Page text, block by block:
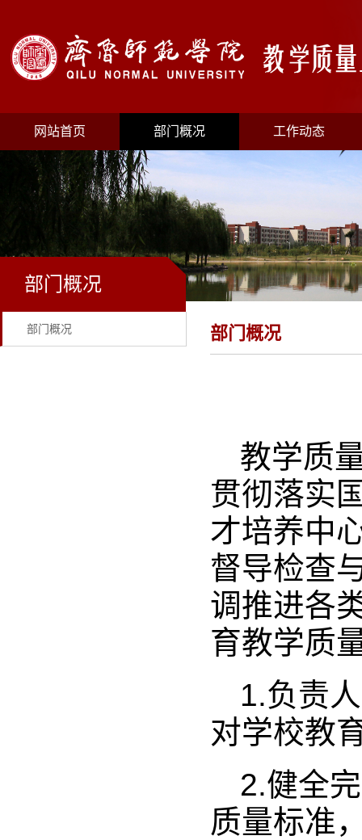
网站首页 部门概况 工作动态
部门概况
部门概况 部门概况
教学质
贯彻落实
才培养中
督导检查
调推进各
育教学质
1.负责
对学校教
2.健全
质量标准